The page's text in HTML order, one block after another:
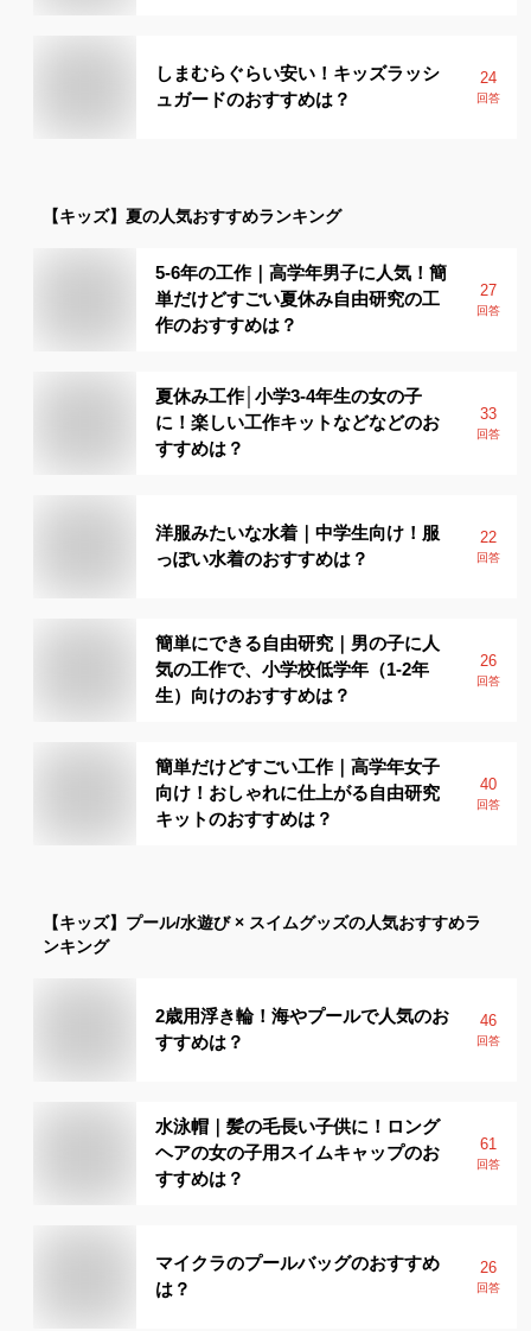
しまむらぐらい安い！キッズラッシ
ュガードのおすすめは？
24
回答
【キッズ】 夏の人気おすすめランキング
5-6年の工作｜高学年男子に人気！簡
単だけどすごい夏休み自由研究の工
作のおすすめは？
27
回答
夏休み工作│小学3-4年生の女の子
に！楽しい工作キットなどなどのお
すすめは？
33
回答
洋服みたいな水着｜中学生向け！服
っぽい水着のおすすめは？
22
回答
簡単にできる自由研究｜男の子に人
気の工作で、小学校低学年（1-2年
生）向けのおすすめは？
26
回答
簡単だけどすごい工作｜高学年女子
向け！おしゃれに仕上がる自由研究
キットのおすすめは？
40
回答
【キッズ】 プール/水遊び × スイムグッズの人気おすすめラ
ンキング
2歳用浮き輪！海やプールで人気のお
すすめは？
46
回答
水泳帽｜髪の毛長い子供に！ロング
ヘアの女の子用スイムキャップのお
すすめは？
61
回答
マイクラのプールバッグのおすすめ
は？
26
回答